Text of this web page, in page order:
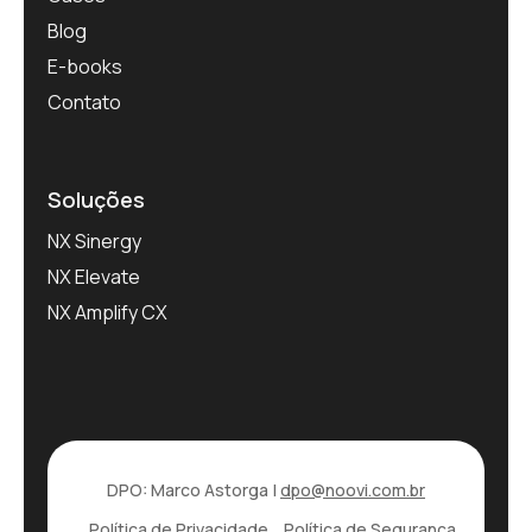
Blog
E-books
Contato
Soluções
NX Sinergy
NX Elevate
NX Amplify CX
DPO: Marco Astorga | dpo@noovi.com.br